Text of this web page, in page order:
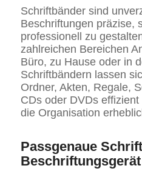
Schriftbänder sind
Beschriftungen präzise,
professionell zu
zahlreichen Bereichen
Büro, zu Hause oder in
Schriftbändern lassen
Ordner, Akten, Regale,
CDs oder DVDs
die Organisation
Passgenaue
Beschriftungsgerät